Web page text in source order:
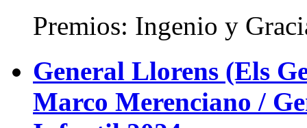
Premios: Ingenio y
General Llorens (Els
Marco Merenciano /